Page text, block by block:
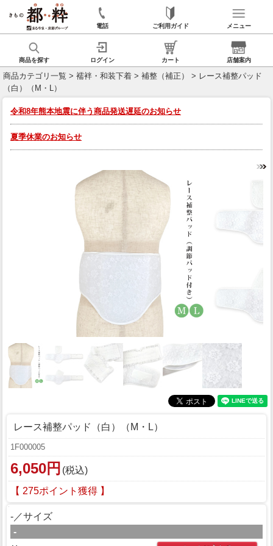
電話 ご利用ガイド メニュー
商品を探す ログイン カート 店舗案内
商品カテゴリ一覧 > 襦袢・和装下着 > 補整（補正）
> レース補整パッド
（白）（M・L）
令和8年熊本地震に伴う商品発送遅延のお知らせ
夏季休業のお知らせ
レース補整パッド（白）（M・L）
1F000005
6,050円 (税込)
【 275ポイント獲得 】
-／サイズ
-